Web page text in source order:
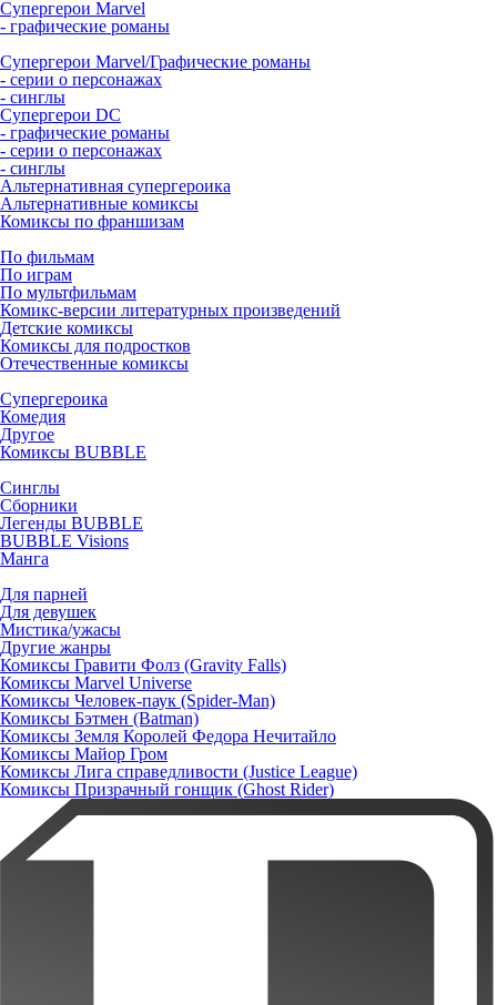
Супергерои Marvel
- графические романы
Супергерои Marvel/Графические романы
- серии о персонажах
- синглы
Супергерои DC
- графические романы
- серии о персонажах
- синглы
Альтернативная супергероика
Альтернативные комиксы
Комиксы по франшизам
По фильмам
По играм
По мультфильмам
Комикс-версии литературных произведений
Детские комиксы
Комиксы для подростков
Отечественные комиксы
Супергероика
Комедия
Другое
Комиксы BUBBLE
Синглы
Сборники
Легенды BUBBLE
BUBBLE Visions
Манга
Для парней
Для девушек
Мистика/ужасы
Другие жанры
Комиксы Гравити Фолз (Gravity Falls)
Комиксы Marvel Universe
Комиксы Человек-паук (Spider-Man)
Комиксы Бэтмен (Batman)
Комиксы Земля Королей Федора Нечитайло
Комиксы Майор Гром
Комиксы Лига справедливости (Justice League)
Комиксы Призрачный гонщик (Ghost Rider)